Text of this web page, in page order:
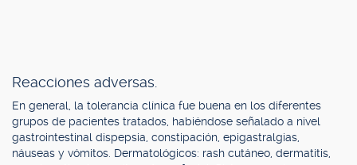
Reacciones adversas.
En general, la tolerancia clínica fue buena en los diferentes
grupos de pacientes tratados, habiéndose señalado a nivel
gastrointestinal dispepsia, constipación, epigastralgias,
náuseas y vómitos. Dermatológicos: rash cutáneo, dermatitis,